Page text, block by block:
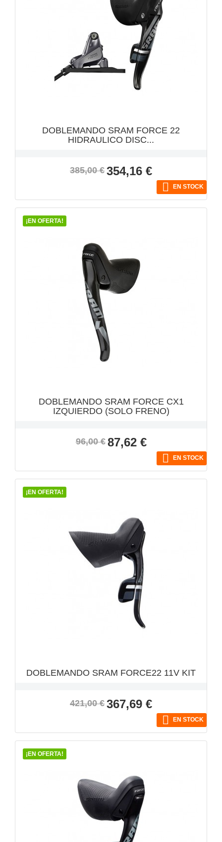
DOBLEMANDO SRAM FORCE 22
HIDRAULICO DISC...
Precio
385,00 € Precio
354,16 €
 EN STOCK
¡EN OFERTA!
DOBLEMANDO SRAM FORCE CX1
IZQUIERDO (SOLO FRENO)
Precio
96,00 € Precio
87,62 €
 EN STOCK
¡EN OFERTA!
VISTA RÁPIDA
DOBLEMANDO SRAM FORCE22 11V KIT
Precio
421,00 € Precio
367,69 €
 EN STOCK
¡EN OFERTA!
VISTA RÁPIDA
VISTA RÁPIDA